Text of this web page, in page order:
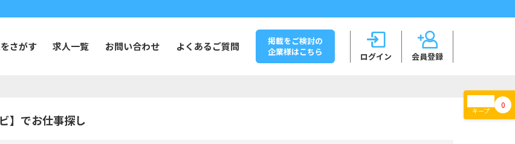
会員登録
ログイン
さがす 求人一覧 お問い合わせ よくあるご質問
掲載をご検討の
企業様はこちら
キープ
0
】でお仕事探し